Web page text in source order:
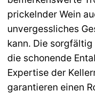
prickelnder Wein
unvergessliches
kann. Die
die schonende
Expertise der
garantieren einen